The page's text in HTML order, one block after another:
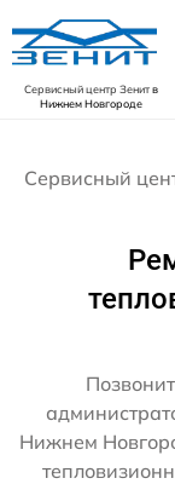
Сервисный центр Зенитв
Нижнем Новгороде
Сервисный
Нижнем